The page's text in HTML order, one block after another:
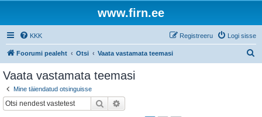
www.firn.ee
KKK Logi sisse
Registreeru
Foorumi pealeht Otsi Vaata vastamata teemasi
Vaata vastamata teemasi
Mine täiendatud otsinguisse
Otsi